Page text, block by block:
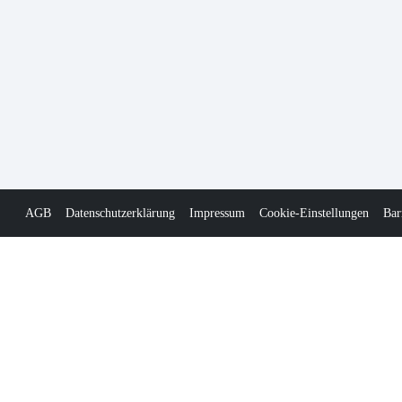
AGB Datenschutzerklärung Impressum Cookie-Einstellungen